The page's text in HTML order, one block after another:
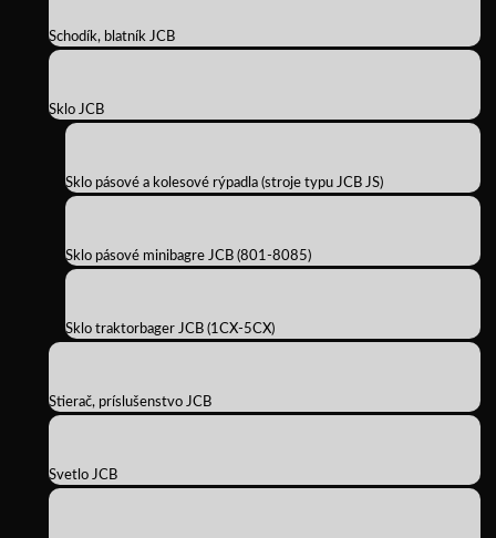
Schodík, blatník JCB
Sklo JCB
Sklo pásové a kolesové rýpadla (stroje typu JCB JS)
Sklo pásové minibagre JCB (801-8085)
Sklo traktorbager JCB (1CX-5CX)
Stierač, príslušenstvo JCB
Svetlo JCB